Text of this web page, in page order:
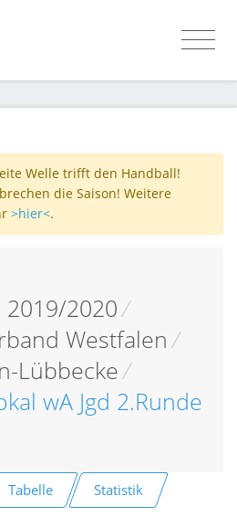
Welle trifft den Handball!
die Saison! Weitere
>hier<.
2019/2020/
Westfalen/
Lübbecke/
wA Jgd 2.Runde
Tabelle Statistik